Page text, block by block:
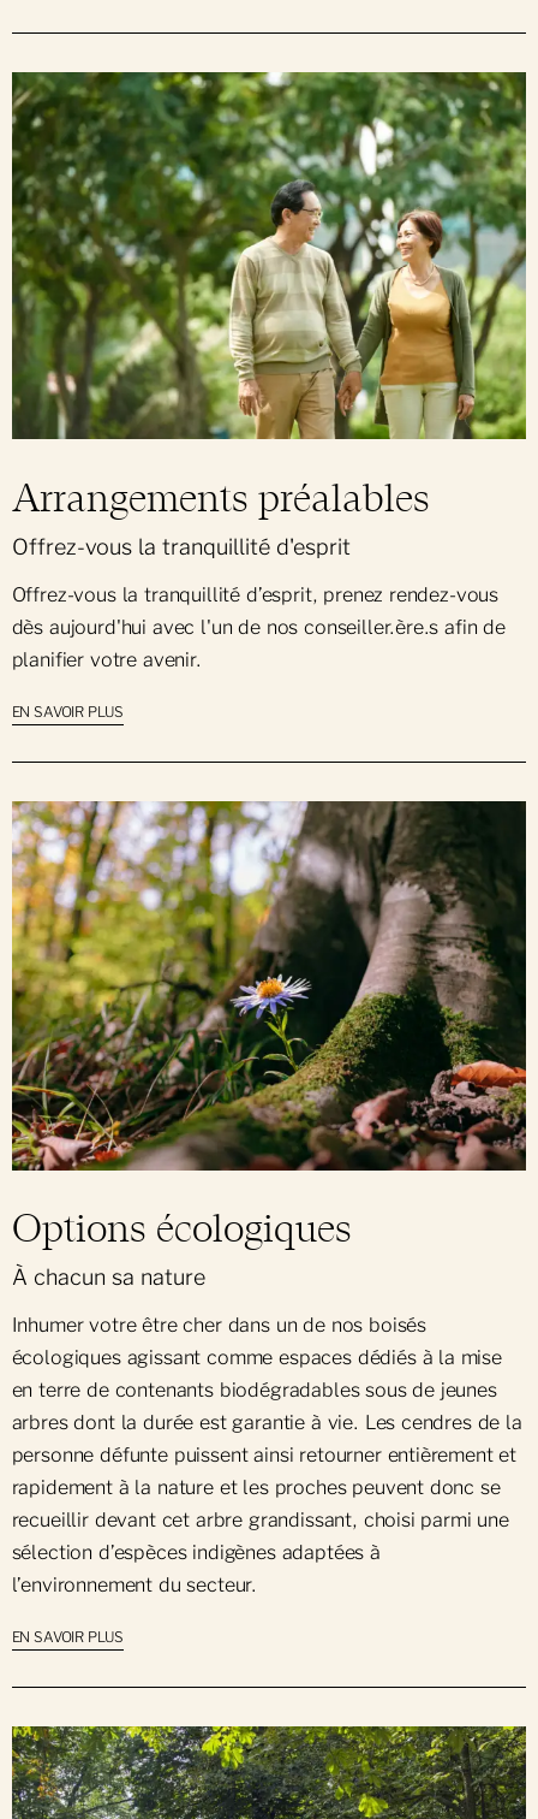
Arrangements préalables
Offrez-vous la tranquillité d'esprit
Offrez-vous la tranquillité d’esprit, prenez rendez-vous
dès aujourd'hui avec l'un de nos conseiller.ère.s afin de
planifier votre avenir.
EN SAVOIR PLUS
Options écologiques
À chacun sa nature
Inhumer votre être cher dans un de nos boisés
écologiques agissant comme espaces dédiés à la mise
en terre de contenants biodégradables sous de jeunes
arbres dont la durée est garantie à vie. Les cendres de la
personne défunte puissent ainsi retourner entièrement et
rapidement à la nature et les proches peuvent donc se
recueillir devant cet arbre grandissant, choisi parmi une
sélection d’espèces indigènes adaptées à
l’environnement du secteur.
EN SAVOIR PLUS